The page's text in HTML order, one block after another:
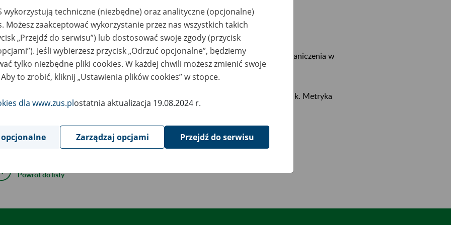
December
2022
2022 r., w godzinach 18:00 – 23:30, mogą wystąpić w programie Płatnik ograniczenia w
elektronicznej z ZUS.
czasie planujemy wdrożenie nowej metryki dla wersji 10.02.002 programu Płatnik. Metryka
automatycznie pobierana podczas aktualizacji.
za utrudnienia.
Powrót do listy
wykorzystują techniczne (niezbędne) oraz analityczne (opcjonalne)
Możesz zaakceptować wykorzystanie przez nas wszystkich takich
„Przejdź do serwisu”) lub dostosować swoje zgody (przycisk
Jeśli wybierzesz przycisk „Odrzuć opcjonalne”, będziemy
tylko niezbędne pliki cookies. W każdej chwili możesz zmienić swoje
to zrobić, kliknij „Ustawienia plików cookies” w stopce.
dla www.zus.plostatnia aktualizacja 19.08.2024 r.
Zarządzaj opcjami Przejdź do serwisu